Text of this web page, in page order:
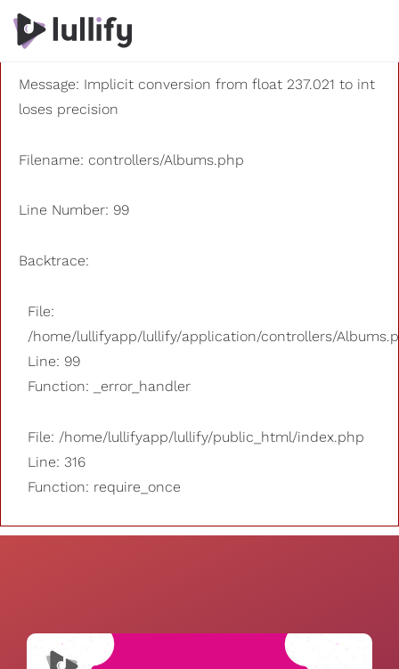
A PHP Error was encountered
Severity: 8192
Message: Implicit conversion from float 237.021 to int
loses precision
Filename: controllers/Albums.php
Line Number: 99
Backtrace:
File:
/home/lullifyapp/lullify/application/controllers/
Line: 99
Function: _error_handler
File: /home/lullifyapp/lullify/public_html/index.php
Line: 316
Function: require_once